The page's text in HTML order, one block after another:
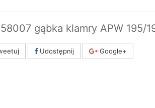
gąbka klamry APW 195/
Udostępnij Google+